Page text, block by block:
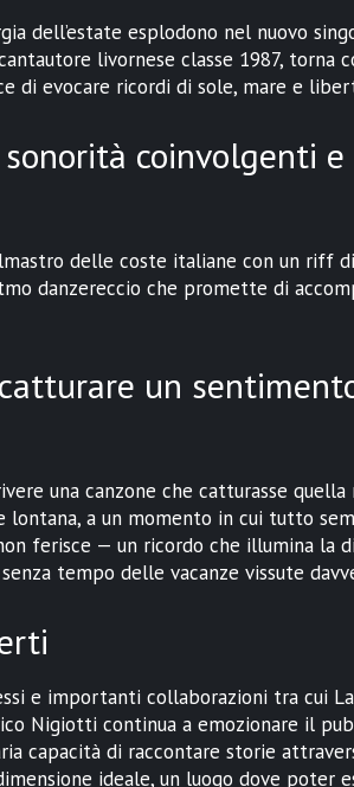
dell’estate esplodono nel nuovo
livornese classe 1987, torna
di evocare ricordi di sole, mare e
coinvolgenti
delle coste italiane con un riff
danzereccio che promette di
un
una canzone che catturasse
lontana, a un momento in cui tutto
ferisce — un ricordo che illumina la
tempo delle vacanze vissute
e importanti collaborazioni tra cui
Nigiotti continua a emozionare il
capacità di raccontare storie
ideale, un luogo dove poter